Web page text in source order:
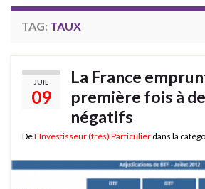
TAG: TAUX
JUIL
09
La France
première fois à
négatifs
DeL'Investisseur (très) Particulier dans la